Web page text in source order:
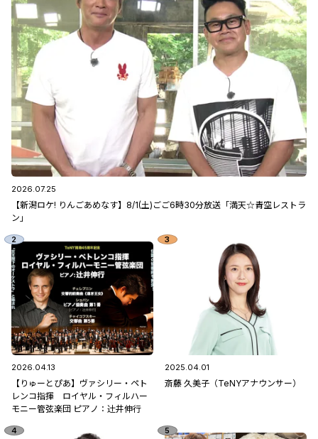
2026.07.25
【新潟ロケ! りんごあめなす】8/1(土)ごご6時30分放送「満天☆青空レストラ
ン」
2026.04.13
【りゅーとぴあ】ヴァシリー・ペト
レンコ指揮 ロイヤル・フィルハー
モニー管弦楽団 ピアノ：辻󠄀井伸行
2025.04.01
斎藤 久美子（TeNYアナウンサー）